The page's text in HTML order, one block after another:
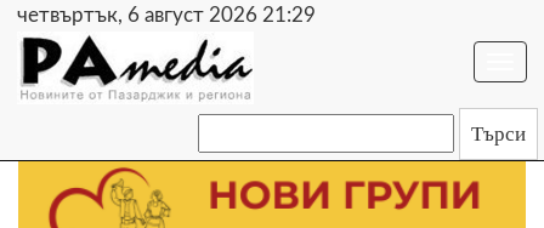
четвъртък, 6 август 2026 21:29